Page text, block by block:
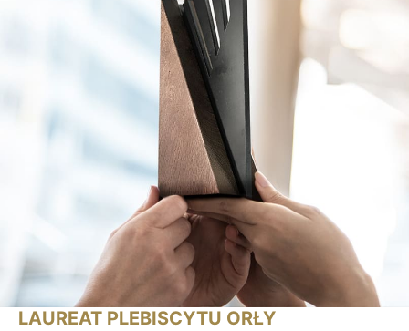
LAUREAT PLEBISCYTU ORŁY